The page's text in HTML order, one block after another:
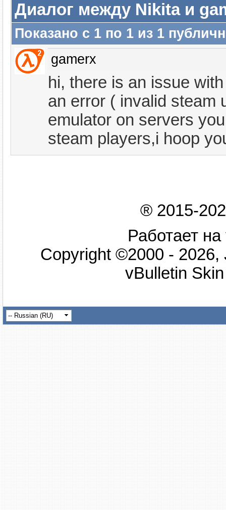
Диалог между Nikita и
Показано с 1 по 1 из 1
gamerx
hi, there is an issue
an error ( invalid steam
emulator on servers
steam players,i hoop
® 2015-
Работает
Copyright ©2000 -
vBulletin